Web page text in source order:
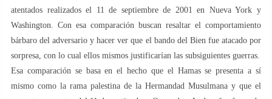
atentados realizados el 11 de septiembre de 2001 en Nueva York y
Washington. Con esa comparación buscan resaltar el comportamiento
bárbaro del adversario y hacer ver que el bando del Bien fue atacado por
sorpresa, con lo cual ellos mismos justificarían las subsiguientes guerras.
Esa comparación se basa en el hecho que el Hamas se presenta a sí
mismo como la rama palestina de la Hermandad Musulmana y que el